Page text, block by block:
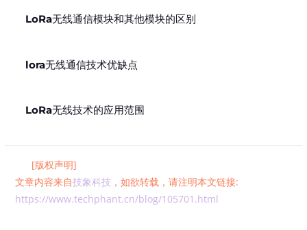
LoRa无线通信模块和其他模块的区别
lora无线通信技术优缺点
LoRa无线技术的应用范围
[版权声明]
文章内容来自技象科技 ，如欲转载，请注明本文链接:
https://www.techphant.cn/blog/105701.html